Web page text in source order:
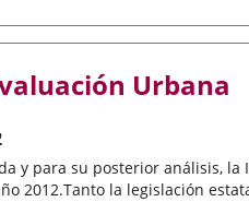
Urbana
y para su posterior análisis, la
2012.Tanto la legislación